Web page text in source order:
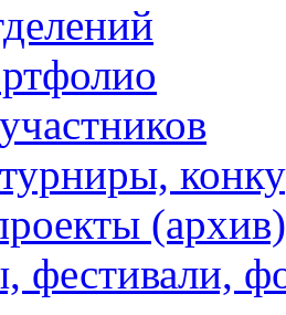
(архив)
фестивали,